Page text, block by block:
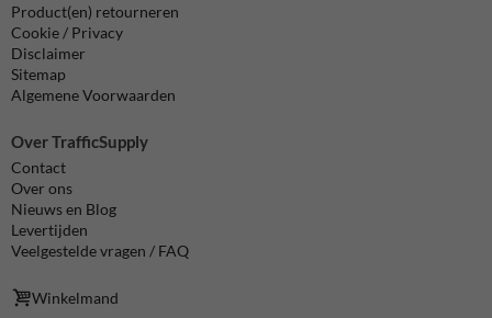
Product(en) retourneren
Cookie / Privacy
Disclaimer
Sitemap
Algemene Voorwaarden
Over TrafficSupply
Contact
Over ons
Nieuws en Blog
Levertijden
Veelgestelde vragen / FAQ
Winkelmand